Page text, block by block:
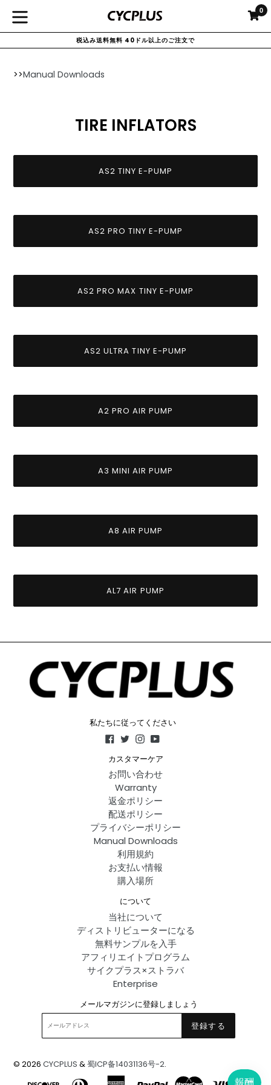
テ
ン
拡
大/
小
0
税込み送料無料 40ドル以上のご注文で
>>Manual Downloads
TIRE INFLATORS
AS2 TINY E-PUMP
AS2 PRO TINY E-PUMP
AS2 PRO MAX TINY E-PUMP
AS2 ULTRA TINY E-PUMP
A2 PRO AIR PUMP
A3 MINI AIR PUMP
A8 AIR PUMP
AL7 AIR PUMP
私たちに従ってください
Facebook
TwitterInstagram
YouTube
カスタマーケア
お問い合わせ
Warranty
返金ポリシー
配送ポリシー
プライバシーポリシー
Manual Downloads
利用規約
お支払い情報
購入場所
について
当社について
ディストリビューターになる
無料サンプルを入手
アフィリエイトプログラム
サイクプラス×ストラバ
Enterprise
メールマガジンに登録しましょう
登録する
© 2026 CYCPLUS &蜀ICP备14031136号-2.